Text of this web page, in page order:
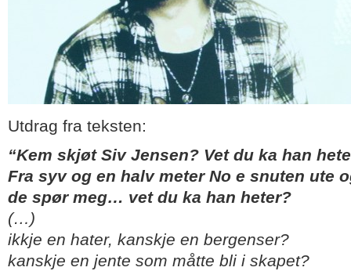
Utdrag fra teksten:
“Kem skjøt Siv Jensen? Vet du ka han
Fra syv og en halv meter No e snuten ute
de spør meg… vet du ka han heter?
(…)
ikkje en hater, kanskje en bergenser?
kanskje en jente som måtte bli i skapet?